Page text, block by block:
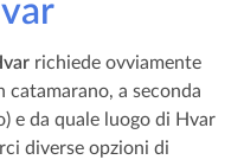
richiede ovviamente
a seconda
e da quale luogo di Hvar
diverse opzioni di